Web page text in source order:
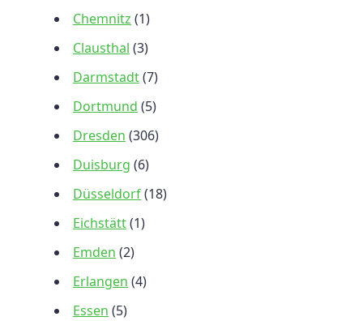
Chemnitz (1)
Clausthal (3)
Darmstadt(7)
Dortmund (5)
Dresden (306)
Duisburg (6)
Düsseldorf(18)
Eichstätt(1)
Emden (2)
Erlangen (4)
Essen (5)